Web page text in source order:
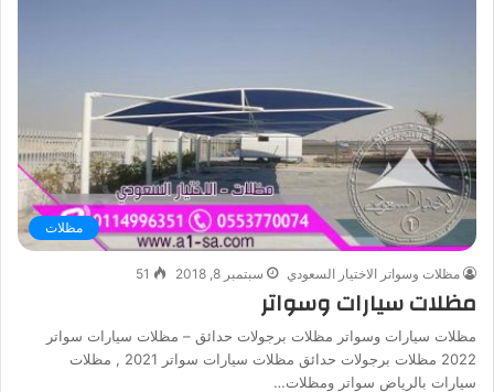
مظلات
مظلات وسواتر الاختيار السعودي سبتمبر 8, 2018 51
مظلات سيارات وسواتر
مظلات سيارات وسواتر مظلات برجولات حدائق – مظلات سيارات سواتر
2022 مظلات برجولات حدائق مظلات سيارات سواتر 2021 , مظلات
سيارات بالرياض سواتر ومظلات…